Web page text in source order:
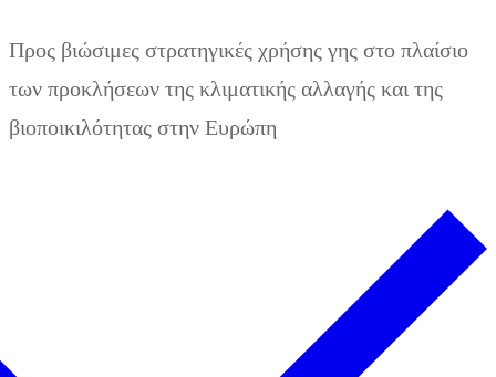
Inhalt
springen
Προς βιώσιμες στρατηγικές χρήσης γης στο πλαίσιο
των προκλήσεων της κλιματικής αλλαγής και της
βιοποικιλότητας στην Ευρώπη